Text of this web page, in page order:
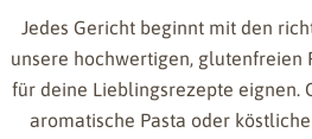
Jedes Gericht beginnt mit den
unsere hochwertigen, glutenfreien
für deine Lieblingsrezepte eignen.
aromatische Pasta oder